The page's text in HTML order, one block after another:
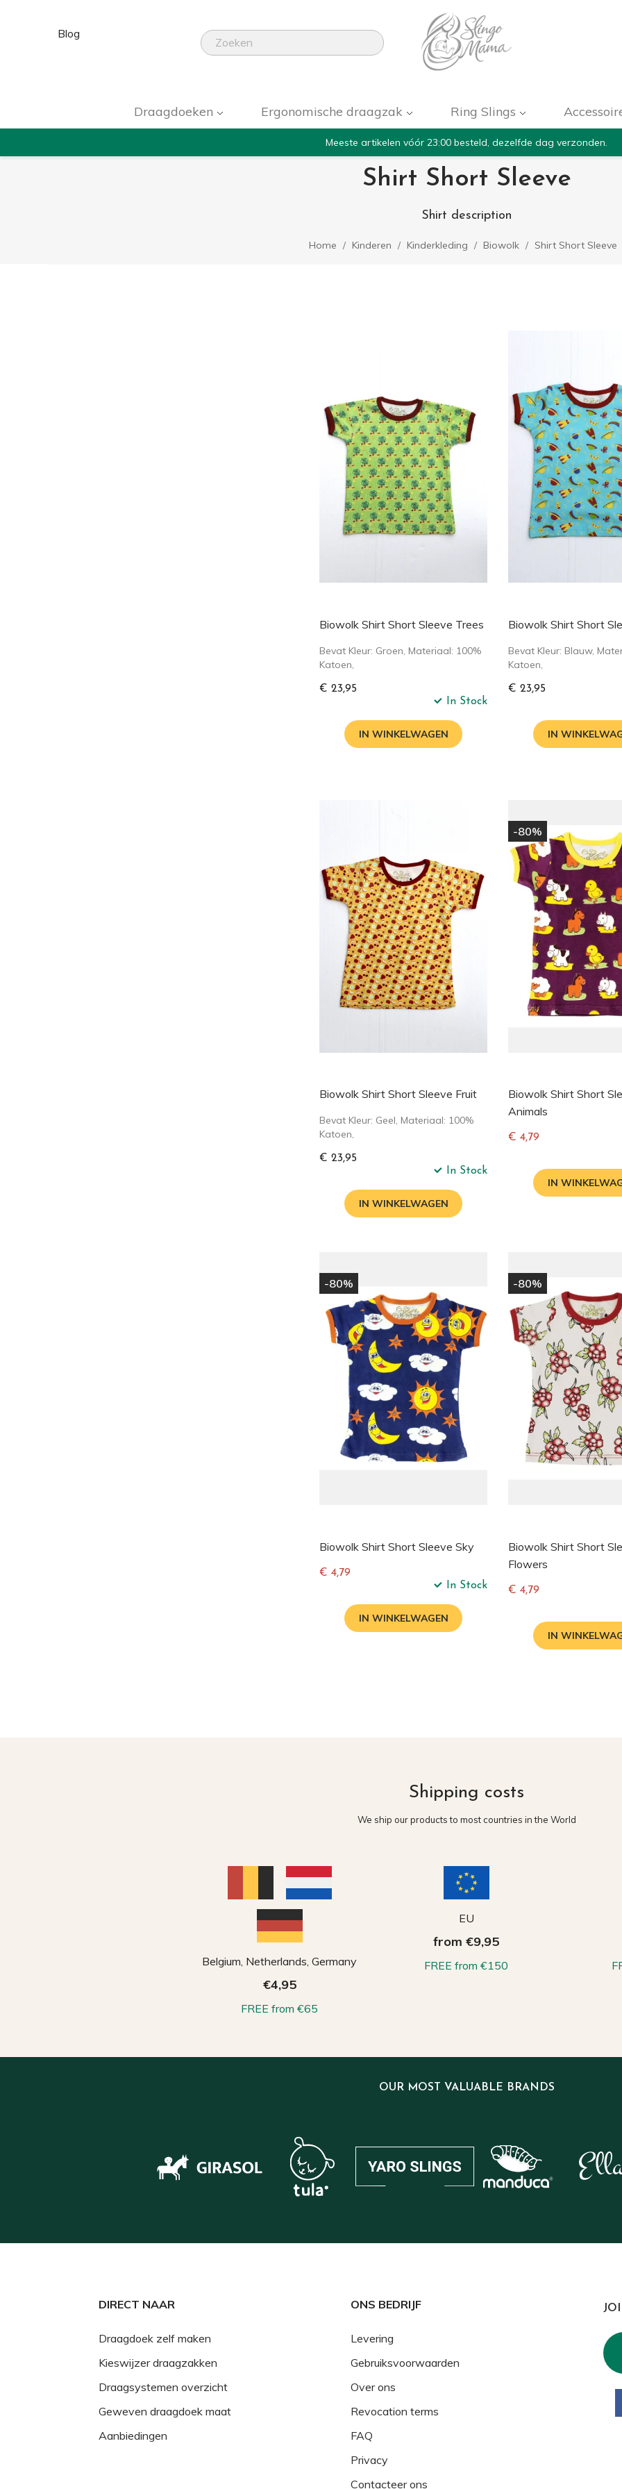
Blog
Draagdoeken Ergonomische draagzak Ring Slings
Meeste artikelen vóór 23:00 besteld, dezelfde dag verzonden.
Shirt Short Sleeve
Shirt description
Home Kinderen Kinderkleding Biowolk Shirt Short Sleeve
Biowolk Shirt Short Sleeve Trees
Bevat Kleur: Groen, Materiaal: 100%
Katoen,
€ 23,95
In Stock
IN WINKELWAGEN
Biowolk Shirt Short
Bevat Kleur: Blauw,
Katoen,
€ 23,95
IN
Biowolk Shirt Short Sleeve Fruit
Bevat Kleur: Geel, Materiaal: 100%
Katoen,
€ 23,95
In Stock
IN WINKELWAGEN
-80%
Biowolk Shirt Short
Animals
€ 4,79
IN
-80%
Biowolk Shirt Short Sleeve Sky
€ 4,79
In Stock
IN WINKELWAGEN
-80%
Biowolk Shirt Short
Flowers
€ 4,79
IN
Shipping costs
We ship our products to most countries in the World
Belgium, Netherlands, Germany
€4,95
FREE from €65
EU
from €9,95
FREE from €150
OUR MOST VALUABLE BRANDS
DIRECT NAAR
Draagdoek zelf maken
Kieswijzer draagzakken
Draagsystemen overzicht
Geweven draagdoek maat
Aanbiedingen
ONS BEDRIJF
Levering
Gebruiksvoorwaarden
Over ons
Revocation terms
FAQ
Privacy
Contacteer ons